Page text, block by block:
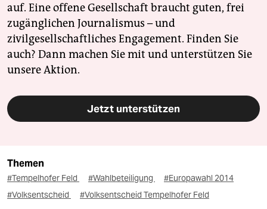
auf. Eine offene Gesellschaft braucht guten, frei
zugänglichen Journalismus – und
zivilgesellschaftliches Engagement. Finden Sie
auch? Dann machen Sie mit und unterstützen Sie
unsere Aktion.
Jetzt unterstützen
Themen
#Tempelhofer Feld #Wahlbeteiligung
#Europawahl 2014
#Volksentscheid
#Volksentscheid Tempelhofer Feld